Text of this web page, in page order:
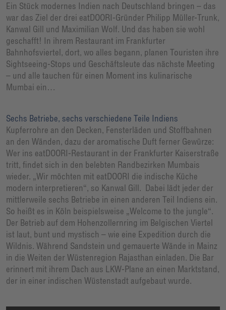
Ein Stück modernes Indien nach Deutschland bringen – das
war das Ziel der drei eatDOORI-Gründer Philipp Müller-Trunk,
Kanwal Gill und Maximilian Wolf. Und das haben sie wohl
geschafft! In ihrem Restaurant im Frankfurter
Bahnhofsviertel, dort, wo alles begann, planen Touristen ihre
Sightseeing-Stops und Geschäftsleute das nächste Meeting
– und alle tauchen für einen Moment ins kulinarische
Mumbai ein…
Sechs Betriebe, sechs verschiedene Teile Indiens
Kupferrohre an den Decken, Fensterläden und Stoffbahnen
an den Wänden, dazu der aromatische Duft ferner Gewürze:
Wer ins eatDOORI-Restaurant in der Frankfurter Kaiserstraße
tritt, findet sich in den belebten Randbezirken Mumbais
wieder. „Wir möchten mit eatDOORI die indische Küche
modern interpretieren“, so Kanwal Gill. Dabei lädt jeder der
mittlerweile sechs Betriebe in einen anderen Teil Indiens ein.
So heißt es in Köln beispielsweise „Welcome to the jungle“.
Der Betrieb auf dem Hohenzollernring im Belgischen Viertel
ist laut, bunt und mystisch – wie eine Expedition durch die
Wildnis. Während Sandstein und gemauerte Wände in Mainz
in die Weiten der Wüstenregion Rajasthan einladen. Die Bar
erinnert mit ihrem Dach aus LKW-Plane an einen Marktstand,
der in einer indischen Wüstenstadt aufgebaut wurde.